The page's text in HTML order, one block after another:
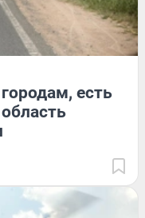
есть